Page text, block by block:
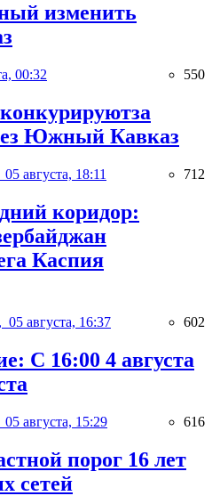
изменить
00:32 550
Южный Кавказ
05 августа, 18:11 712
коридор:
Каспия
05 августа, 16:37 602
С 16:00 4 августа
05 августа, 15:29 616
порог 16 лет
сетей